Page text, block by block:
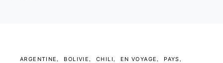
ARGENTINE BOLIVIE CHILI EN VOYAGE
PAYS